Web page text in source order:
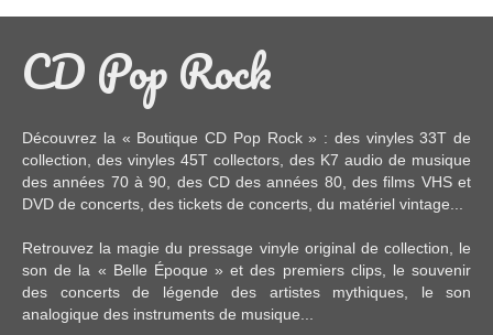
CD Pop Rock
Découvrez la « Boutique CD Pop Rock » : des vinyles 33T de
collection, des vinyles 45T collectors, des K7 audio de musique
des années 70 à 90, des CDdes années 80, desfilms VHS et
DVD de concerts, des tickets de concerts , du matériel vintage
Retrouvez la magie du pressage vinyle original de collection, le
son de la « Belle Époque » et des premiers clips, le souvenir
des concerts de légende des artistes mythiques, le son
analogique des instruments de musique...